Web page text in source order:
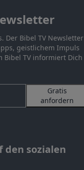
Der Bibel TV Newsletter
geistlichem Impuls
TV informiert Dich
Gratis
anfordern
den sozialen